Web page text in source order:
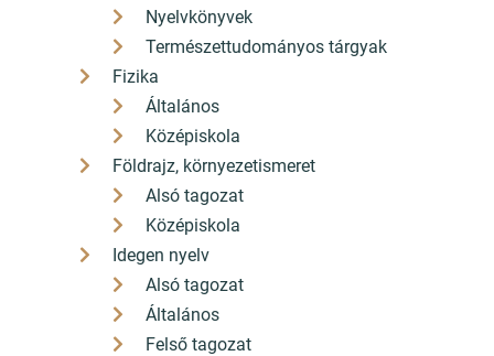
Nyelvkönyvek
Természettudományos tárgyak
Fizika
Általános
Középiskola
Földrajz, környezetismeret
Alsó tagozat
Középiskola
Idegen nyelv
Alsó tagozat
Általános
Felső tagozat